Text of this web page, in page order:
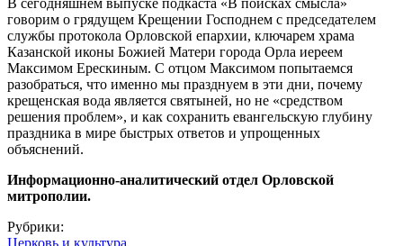
говорим о грядущем Крещении Господнем с председателем
службы протокола Орловской епархии, ключарем храма
Казанской иконы Божией Матери города Орла иереем
Максимом Ерескиным. С отцом Максимом попытаемся
разобраться, что именно мы празднуем в эти дни, почему
крещенская вода является святыней, но не «средством
решения проблем», и как сохранить евангельскую глубину
праздника в мире быстрых ответов и упрощенных
объяснений.
Информационно-аналитический отдел Орловской
митрополии.
Рубрики:
Церковь и культура